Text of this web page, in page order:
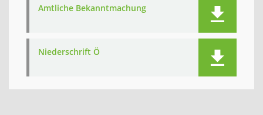
Amtliche Bekanntmachung
Niederschrift Ö